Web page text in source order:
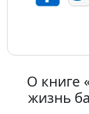
О книге
жизнь